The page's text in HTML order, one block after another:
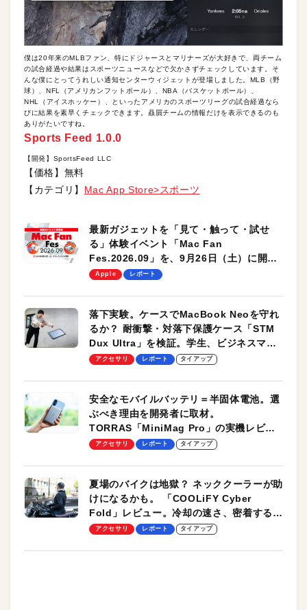
僕は20年来のMLBファン、特にドジャースとマリナーズが大好きで、両チーム
の試合経過や結果はスポーツニュースなどで欠かさずチェックしています。そ
んな僕にとってうれしい通知センターウィジェットが登場しました。MLB（野
球）、NFL（アメリカンフットボール）、NBA（バスケットボール）、
NHL（アイスホッケー）、といったアメリカのスポーツリーグの試合経過なら
びに結果を素早くチェックできます。贔屓チームの情報だけを表示できるのも
ありがたいですね。
Sports Feed 1.0.0
【開発】SportsFeed LLC
【価格】無料
【カテゴリ】 Mac App Store>スポーツ
最新ガジェットを「見て・触って・試せ
る」体験イベント「Mac Fan
Fes.2026.09」を、9月26日（土）に開催
します！
Apple レポート
落下実験。ケースでMacBook Neoを守れ
るか？ 耐衝撃・対落下保護ケース「STM
Dux Ultra」を検証。学生、ビジネスマン
のモバイルユースに最適！
アクセサリ レポート タイアップ
安全なモバイルバッテリ＝半固体電池。選
ぶべき理由を開発者に取材。
TORRAS「MiniMag Pro」の実機レビュ
ーも
アクセサリ レポート タイアップ
夏場のバイクは地獄？ ネッククーラーが助
けになるかも。 「COOLiFY Cyber
Fold」レビュー。冷却の速さ、密着する冷
却プレート、シンプルな操作性がグッド！
アクセサリ レポート タイアップ